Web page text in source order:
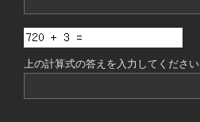
上の計算式の答えを入力してください